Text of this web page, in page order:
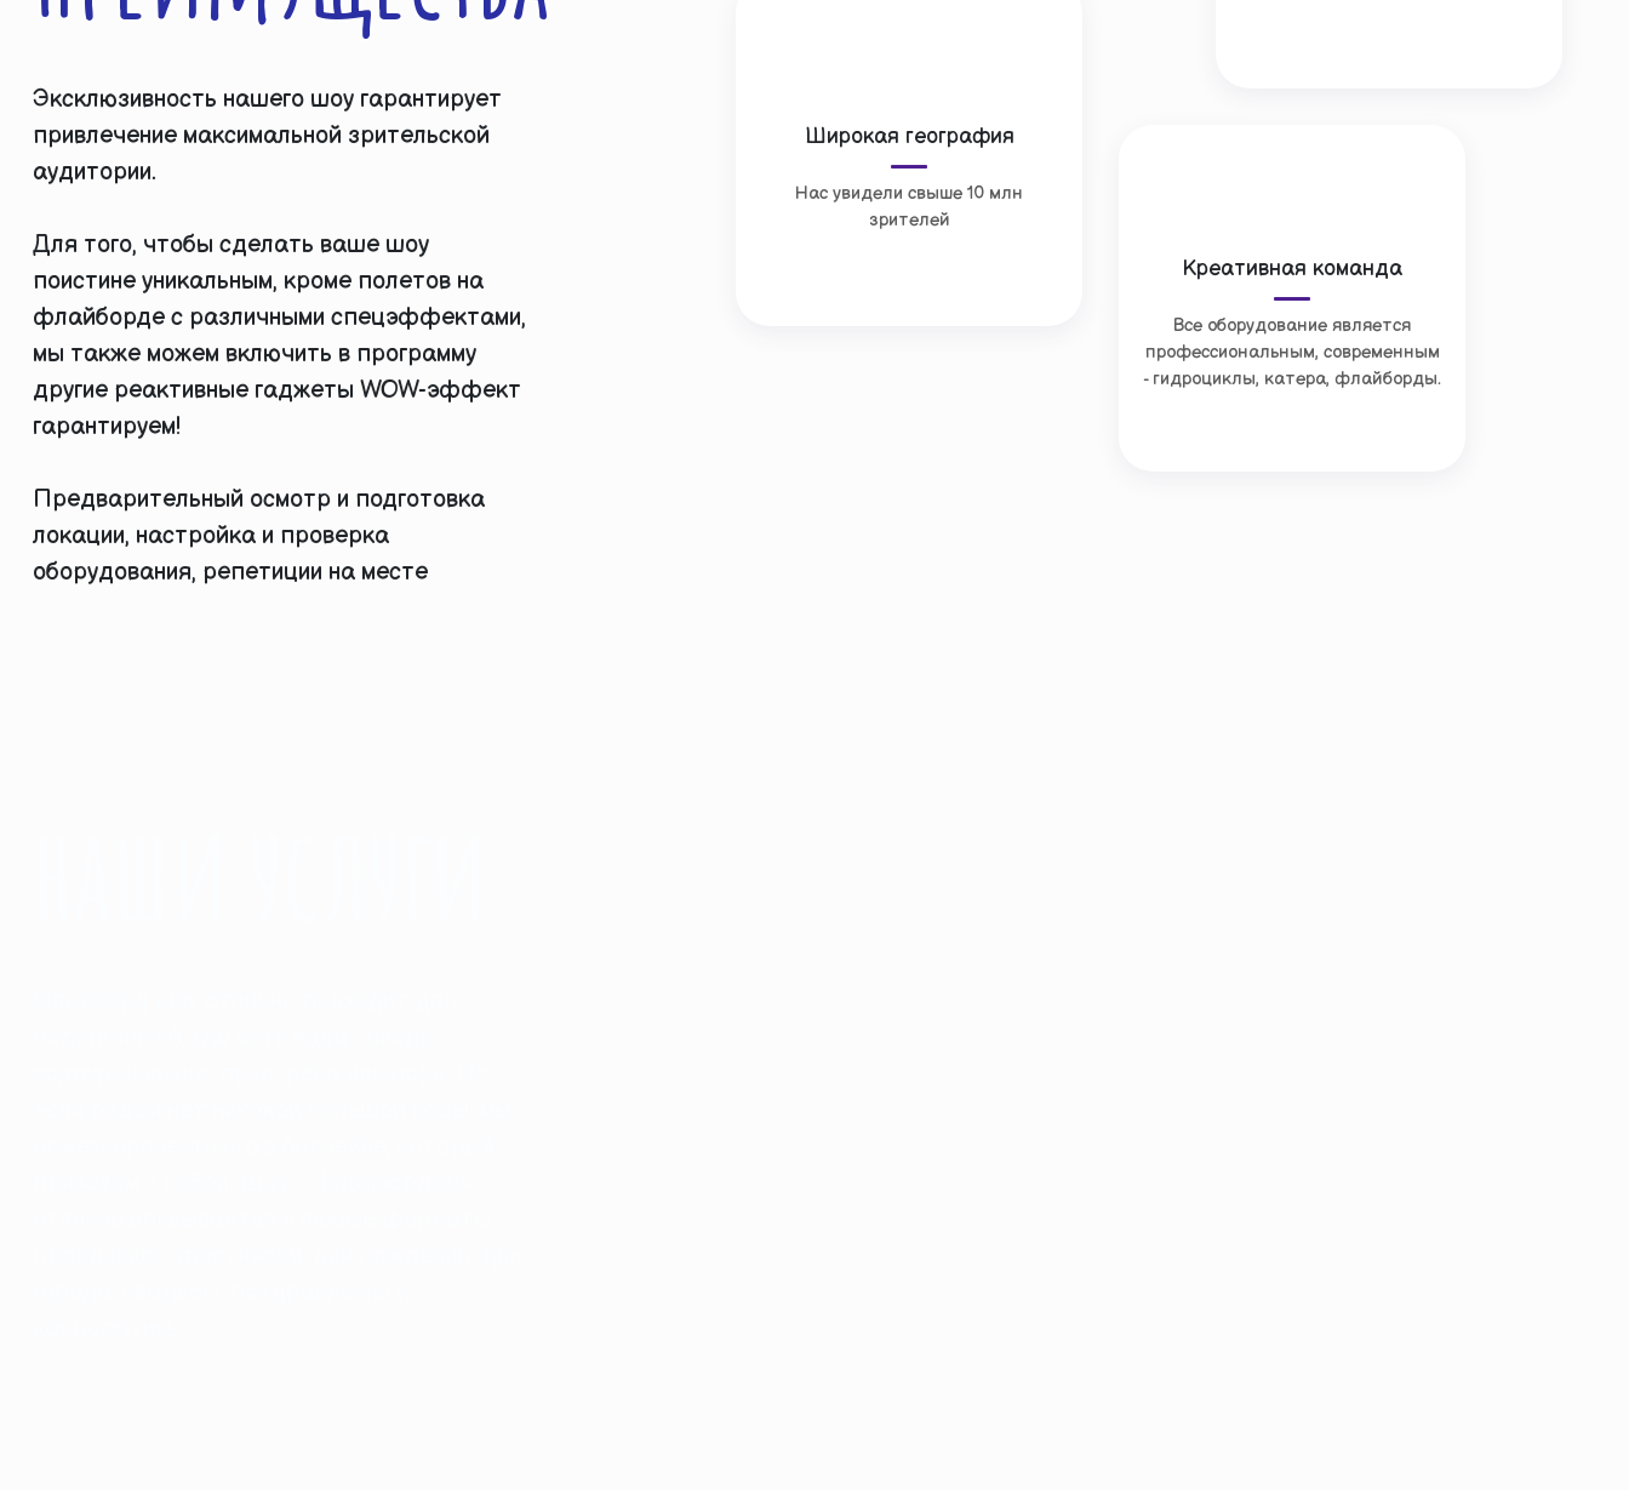
Эксклюзивность нашего шоу гарантирует
привлечение максимальной зрительской
аудитории.
Для того, чтобы сделать ваше шоу
поистине уникальным, кроме полетов на
флайборде с различными спецэффектами,
мы также можем включить в программу
другие реактивные гаджеты WOW-эффект
гарантируем!
Предварительный осмотр и подготовка
локации, настройка и проверка
оборудования, репетиции на месте
Широкая география
Нас увидели свыше 10 млн
зрителей
Креативная команда
Все оборудование является
профессиональным, современным
- гидроциклы, катера, флайборды.